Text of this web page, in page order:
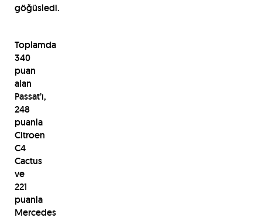
göğüsledi.
Toplamda
340
puan
alan
Passat’ı,
248
puanla
Citroen
C4
Cactus
ve
221
puanla
Mercedes